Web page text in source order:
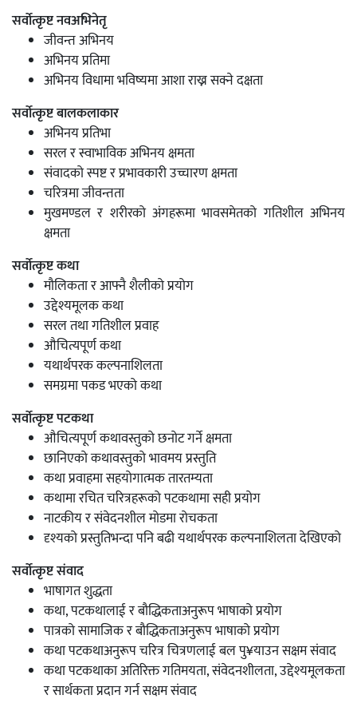
सर्वोत्कृष्ट नवअभिनेतृ
जीवन्त अभिनय
अभिनय प्रतिमा
अभिनय विधामा भविष्यमा आशा राख्न सक्ने दक्षता
सर्वोत्कृष्ट बालकलाकार
अभिनय प्रतिभा
सरल र स्वाभाविक अभिनय क्षमता
संवादको स्पष्ट र प्रभावकारी उच्चारण क्षमता
चरित्रमा जीवन्तता
मुखमण्डल र शरीरको अंगहरूमा भावसमेतको गतिशील अभिनय
क्षमता
सर्वोत्कृष्ट कथा
मौलिकता र आफ्नै शैलीको प्रयोग
उद्देश्यमूलक कथा
सरल तथा गतिशील प्रवाह
औचित्यपूर्ण कथा
यथार्थपरक कल्पनाशिलता
समग्रमा पकड भएको कथा
सर्वोत्कृष्ट पटकथा
औचित्यपूर्ण कथावस्तुको छनोट गर्ने क्षमता
छानिएको कथावस्तुको भावमय प्रस्तुति
कथा प्रवाहमा सहयोगात्मक तारतम्यता
कथामा रचित चरित्रहरूको पटकथामा सही प्रयोग
नाटकीय र संवेदनशील मोडमा रोचकता
दृश्यको प्रस्तुतिभन्दा पनि बढी यथार्थपरक कल्पनाशिलता देखिएको
सर्वोत्कृष्ट संवाद
भाषागत शुद्धता
कथा, पटकथालाई र बौद्धिकताअनुरूप भाषाको प्रयोग
पात्रको सामाजिक र बौद्धिकताअनुरूप भाषाको प्रयोग
कथा पटकथाअनुरूप चरित्र चित्रणलाई बल पु¥याउन सक्षम संवाद
कथा पटकथाका अतिरिक्त गतिमयता, संवेदनशीलता, उद्देश्यमूलकता
र सार्थकता प्रदान गर्न सक्षम संवाद